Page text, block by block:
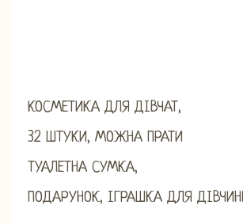
КОСМЕТИКА ДЛЯ ДІВЧАТ,
32 ШТУКИ, МОЖНА ПРАТИ
ТУАЛЕТНА СУМКА,
ПОДАРУНОК, ІГРАШКА ДЛЯ